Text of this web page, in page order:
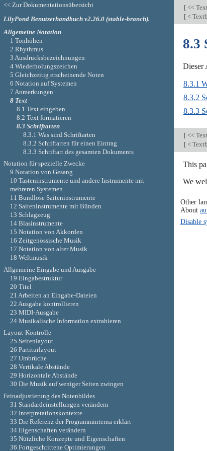
[ <<
[ <
8.3
Dieser
8.3.1
8.3.2
8.3.3
[ << Text
[ <
This
We
Other
About
Disable
<< Zur Dokumentationsübersicht
LilyPond Benutzerhandbuch v2.26.0 (stable-branch).
Allgemeine Notation
1 Tonhöhen
2 Rhythmus
3 Ausdrucksbezeichnungen
4 Wiederholungszeichen
5 Gleichzeitig erscheinende Noten
6 Notation auf Systemen
7 Anmerkungen
8 Text
8.1 Text eingeben
8.2 Text formatieren
8.3 Schriftarten
8.3.1 Was sind Schriftarten
8.3.2 Schriftarten für einen Eintrag
8.3.3 Schriftart des gesamten Dokuments
Notation für spezielle Zwecke
9 Notation von Gesang
10 Tasteninstrumente und andere Instrumente mit
mehreren Systemen
11 Bundlose Saiteninstrumente
12 Saiteninstrumente mit Bünden
13 Schlagzeug
14 Blasinstrumente
15 Notation von Akkorden
16 Zeitgenössische Musik
17 Notation von alter Musik
18 Weltmusik
Allgemeine Eingabe und Ausgabe
19 Eingabestruktur
20 Titel
21 Arbeiten an Eingabe-Dateien
22 Ausgabe kontrollieren
23 MIDI-Ausgabe
24 Musikalische Information extrahieren
Layout-Kontrolle
25 Seitenlayout
26 Partiturlayout
27 Umbrüche
28 Vertikale Abstände
29 Horizontale Abstände
30 Die Musik auf weniger Seiten zwingen
Feinadjustierung des Notenbildes
31 Standardeinstellungen verändern
32 Interpretationskontexte
33 Die Referenz der Programminterna erklärt
34 Eigenschaften verändern
35 Nützliche Konzepte und Eigenschaften
36 Fortgeschrittene Optimierungen